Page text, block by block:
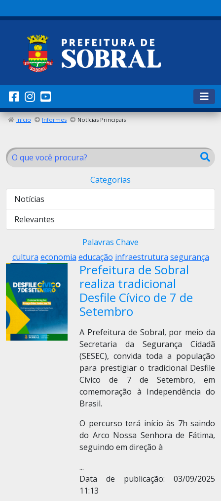
Início Informes Notícias Principais
Categorias
Notícias
Relevantes
Palavras Chave
cultura economia educação infraestrutura segurança
Prefeitura de Sobral
realiza tradicional
Desfile Cívico de 7 de
Setembro
A Prefeitura de Sobral, por meio da
Secretaria da Segurança Cidadã
(SESEC), convida toda a população
para prestigiar o tradicional Desfile
Cívico de 7 de Setembro, em
comemoração à Independência do
Brasil.
O percurso terá início às 7h saindo
do Arco Nossa Senhora de Fátima,
seguindo em direção à
...
Data de publicação: 03/09/2025
11:13